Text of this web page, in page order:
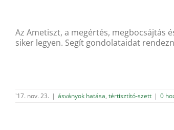
Az Ametiszt, a megértés, megbocsájtás
siker legyen. Segít gondolataidat
'17. nov. 23. | ásványok hatása, tértisztító-szett | 0